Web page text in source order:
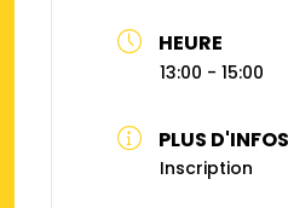
HEURE
13:00 - 15:00
PLUS D'INFOS
Inscription